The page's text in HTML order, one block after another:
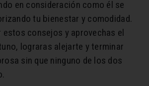
en consideración como él se
tu bienestar y comodidad.
estos consejos y aprovechas el
lograras alejarte y terminar
sin que ninguno de los dos